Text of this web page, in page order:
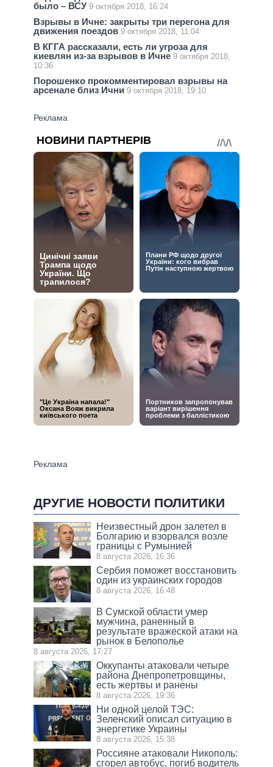
было – ВСУ 9 октября 2018, 16:24
Взрывы в Ичне: закрыты три перегона для
движения поездов 9 октября 2018, 11:04
В КГГА рассказали, есть ли угроза для
киевлян из-за взрывов в Ичне 9 октября 2018,
10:36
Порошенко прокомментировал взрывы на
арсенале близ Ични 9 октября 2018, 19:10
ДРУГИЕ НОВОСТИ ПОЛИТИКИ
Неизвестный дрон залетел в
Болгарию и взорвался возле
границы с Румынией
8 августа 2026, 16:36
Сербия поможет восстановить
один из украинских городов
8 августа 2026, 16:48
В Сумской области умер
мужчина, раненный в
результате вражеской атаки на
рынок в Белополье
8 августа 2026, 17:27
Оккупанты атаковали четыре
района Днепропетровщины,
есть жертвы и ранены
8 августа 2026, 19:36
Ни одной целой ТЭС:
Зеленский описал ситуацию в
энергетике Украины
8 августа 2026, 15:38
Россияне атаковали Никополь:
сгорел автобус, погиб водитель